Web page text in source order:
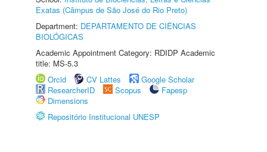
Exatas (Câmpus de São José do Rio Preto)
Department: DEPARTAMENTO DE CIÊNCIAS
BIOLÓGICAS
Academic Appointment Category: RDIDP Academic
title: MS-5.3
Orcid
CV Lattes
Google Scholar
ResearcherID
Scopus
Fapesp
Dimensions
Repositório Institucional UNESP